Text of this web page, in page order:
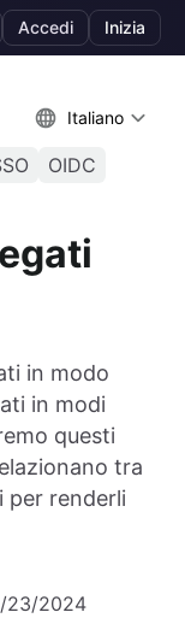
Accedi Inizia
Italiano
OIDC
in modo
in modi
questi
tra
per renderli
23/2024